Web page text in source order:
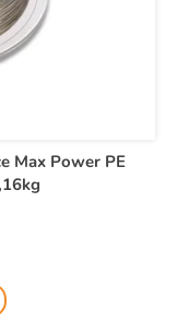
Max Power PE